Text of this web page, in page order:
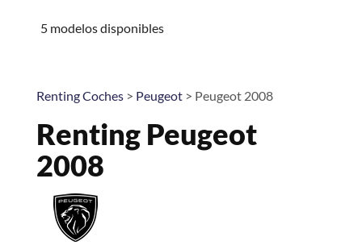
5 modelos disponibles
Renting Coches > Peugeot > Peugeot 2008
Renting Peugeot
2008